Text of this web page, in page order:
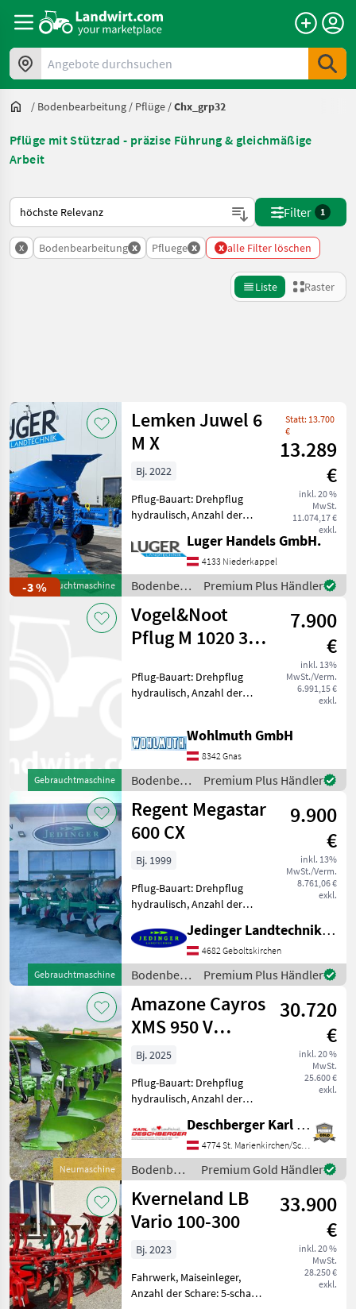
Angebote durchsuchen
/ Bodenbearbeitung / Pflüge /Chx_grp32
Pflüge mit Stützrad - präzise Führung & gleichmäßige
Arbeit
So wird auf Landwirt.com sortiert
Filter 1
x Bodenbearbeitung x Pfluege x x alle Filter löschen
Liste Raster
Kategorie 3 Land Filter
AKTUELLER
PFAD
Landtechnik
Bodenbearbeitung
Pfluege
KATEGORIE
Kverneland
43
Kuhn
36
Alle 27
anzeigen
MARKTPLATZ
Marktplatz Händlerangebote
Zurücksetzen
459
Ergebnisse
anzeigen
-3 %Gebrauchtmaschine
Lemken Juwel 6
M X
Statt: 13.700
€
13.289
€
inkl. 20 %
MwSt.
11.074,17 €
exkl.
Bj. 2022
Pflug-Bauart: Drehpflug
hydraulisch, Anzahl der
Steinsicherung, Stützrad
Lemken Juwel 6 M X -
Hydraulisches Drehwerk
UniTurn M 90 für Fur
Luger Handels GmbH.
4133 Niederkappel
Bodenbearbeitung
/ Lemken
Premium Plus Händler
Gebrauchtmaschine
Vogel&Noot
Pflug M 1020 3
7.900
€
inkl. 13%
MwSt./Verm.
6.991,15 €
exkl.
Pflug-Bauart: Drehpflug
hydraulisch, Anzahl der
hydr.
Schnittbreitenverstellung,
Stützrad, Vorschäler Sehr
schöner gebrauchter
Wohlmuth GmbH
8342 Gnas
Bodenbearbeitung
/
Vogel&Noot
Premium Plus Händler
Gebrauchtmaschine
Regent Megastar
600 CX
9.900
€
inkl. 13%
MwSt./Verm.
8.761,06 €
exkl.
Bj. 1999
Pflug-Bauart: Drehpflug
hydraulisch, Anzahl der
Maiseinleger, Scheibensech,
Stützrad Regent Megastar
600 CX 5-scharig
Gebrauchtmaschine, Bauja
Jedinger Landtechnik GmbH
4682 Geboltskirchen
Bodenbearbeitung
/ Regent
Premium Plus Händler
Neumaschine
Amazone Cayros
XMS 950 V
Volldrehpflug 5-
scharig
30.720
€
inkl. 20 %
MwSt.
25.600 €
exkl.
Bj. 2025
Pflug-Bauart: Drehpflug
hydraulisch, Anzahl der
Scheibensech, hydr.
Schnittbreitenverstellung,
Stützrad, Vorschäler
Amazone Cayros XMS 950 V
Vol
Deschberger Karl Landtechnik GesmbH & Co KG
4774 St. Marienkirchen/Schärding
Bodenbearbeitung
/ Amazone
Premium Gold Händler
Kverneland LB
Vario 100-300
33.900
€
inkl. 20 %
MwSt.
28.250 €
exkl.
Bj. 2023
Fahrwerk, Maiseinleger,
Anzahl der Schare: 5-schar